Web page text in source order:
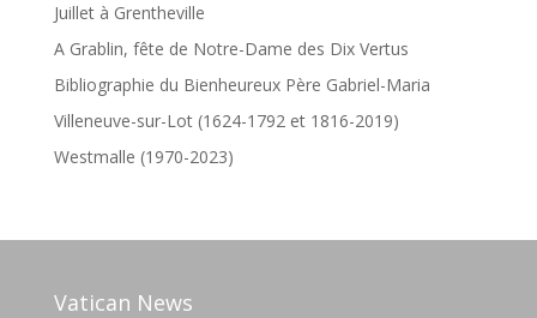
Juillet à Grentheville
A Grablin, fête de Notre-Dame des Dix Vertus
Bibliographie du Bienheureux Père Gabriel-Maria
Villeneuve-sur-Lot (1624-1792 et 1816-2019)
Westmalle (1970-2023)
Vatican News